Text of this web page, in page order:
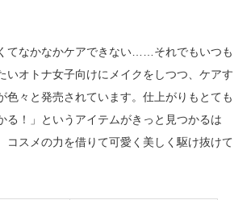
てなかなかケアできない……それでもいつも
いオトナ女子向けにメイクをしつつ、ケアす
色々と発売されています。仕上がりもとても
る！」というアイテムがきっと見つかるは
コスメの力を借りて可愛く美しく駆け抜けて